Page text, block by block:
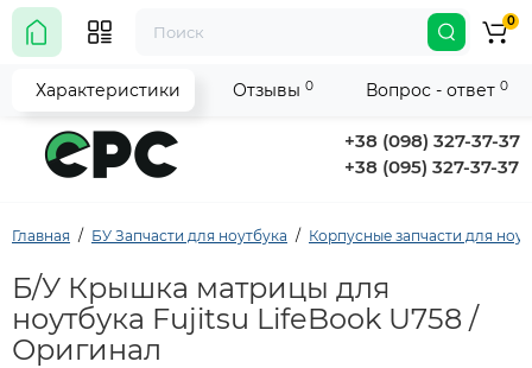
+38 (098) 327-37-37
+38 (095) 327-37-37
0
Главная БУ Запчасти для ноутбука Корпусные запчасти для
Б/У Крышка матрицы для
ноутбука Fujitsu LifeBook U758 /
Оригинал
Характеристики Отзывы 0 Вопрос - ответ 0